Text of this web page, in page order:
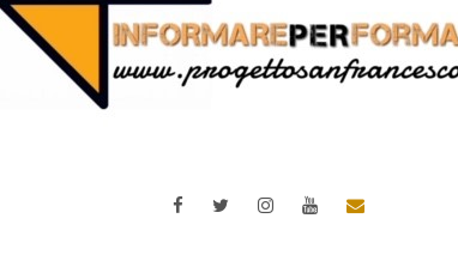
FacebookTwitterInstagramYouTubeEmail